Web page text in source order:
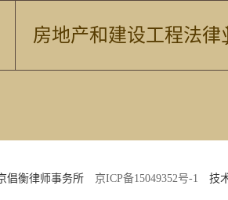
房地产和建设工程法律
倡衡律师事务所 京ICP备15049352号-1 技